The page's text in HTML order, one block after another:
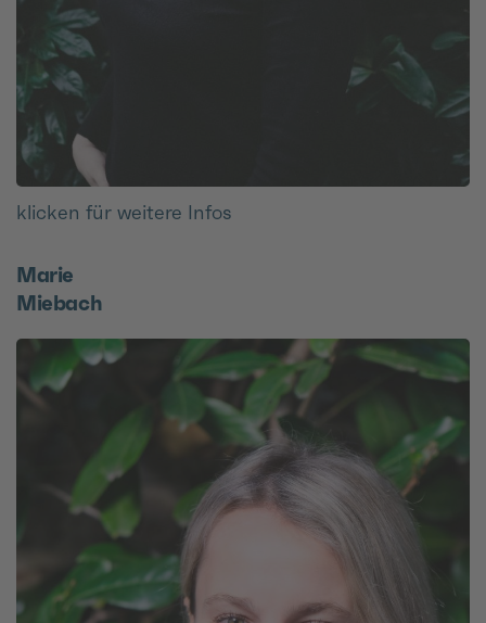
klicken für weitere Infos
Marie
Miebach